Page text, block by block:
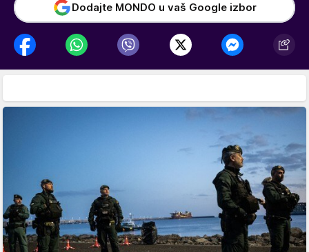
Dodajte MONDO u vaš Google izbor